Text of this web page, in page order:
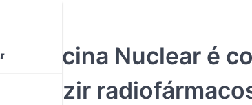
Nuclear é